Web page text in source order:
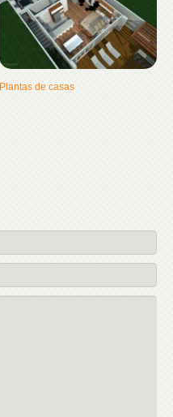
Plantas de casas